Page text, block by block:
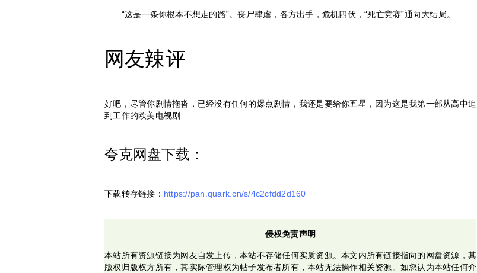
“这是一条你根本不想走的路”。丧尸肆虐，各方出手，危机四伏，“死亡竞赛”通向大结局。
网友辣评
好吧，尽管你剧情拖沓，已经没有任何的爆点剧情，我还是要给你五星，因为这是我第一部从高中追
到工作的欧美电视剧
夸克网盘下载：
下载转存链接： https://pan.quark.cn/s/4c2cfdd2d160
侵权免责声明
本站所有资源链接为网友自发上传，本站不存储任何实质资源。本文内所有链接指向的网盘资源，其
版权归版权方所有，其实际管理权为帖子发布者所有，本站无法操作相关资源。如您认为本站任何介